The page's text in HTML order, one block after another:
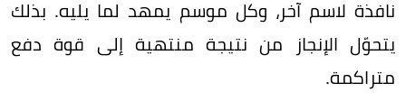
نافذة لاسم آخر، وكل موسم يمهد لما يليه. بذلك
يتحوّل الإنجاز من نتيجة منتهية إلى قوة دفع
متراكمة.